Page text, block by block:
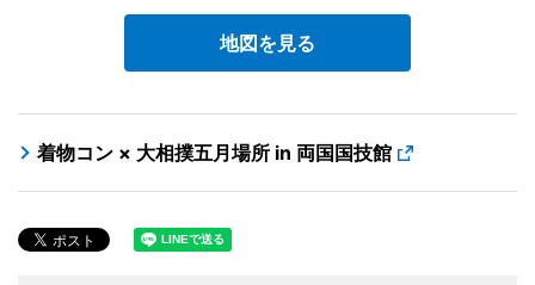
地図を見る
着物コン × 大相撲五月場所 in 両国国技館